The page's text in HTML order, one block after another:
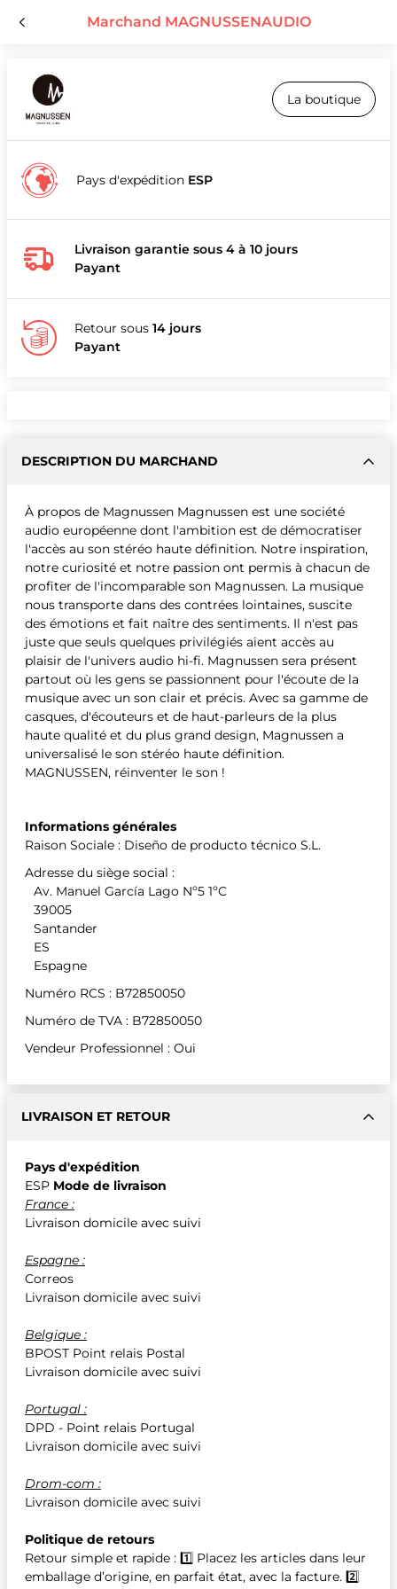
Marchand MAGNUSSENAUDIO
La boutique
Pays d'expédition ESP
Livraison garantie sous 4 à 10 jours
Payant
Retour sous 14 jours
Payant
DESCRIPTION DU MARCHAND
À propos de Magnussen Magnussen est une société
audio européenne dont l'ambition est de démocratiser
l'accès au son stéréo haute définition. Notre inspiration,
notre curiosité et notre passion ont permis à chacun de
profiter de l'incomparable son Magnussen. La musique
nous transporte dans des contrées lointaines, suscite
des émotions et fait naître des sentiments. Il n'est pas
juste que seuls quelques privilégiés aient accès au
plaisir de l'univers audio hi-fi. Magnussen sera présent
partout où les gens se passionnent pour l'écoute de la
musique avec un son clair et précis. Avec sa gamme de
casques, d'écouteurs et de haut-parleurs de la plus
haute qualité et du plus grand design, Magnussen a
universalisé le son stéréo haute définition.
MAGNUSSEN, réinventer le son !
Informations générales
Raison Sociale : Diseño de producto técnico S.L.
Adresse du siège social :
Av. Manuel García Lago Nº5 1ºC
39005
Santander
ES
Espagne
Numéro RCS : B72850050
Numéro de TVA : B72850050
Vendeur Professionnel : Oui
LIVRAISON ET RETOUR
Pays d'expédition
ESP Mode de livraison
France :
Livraison domicile avec suivi
Espagne :
Correos
Livraison domicile avec suivi
Belgique :
BPOST Point relais Postal
Livraison domicile avec suivi
Portugal :
DPD - Point relais Portugal
Livraison domicile avec suivi
Drom-com :
Livraison domicile avec suivi
Politique de retours
Retour simple et rapide : 1️⃣ Placez les articles dans leur
emballage d’origine, en parfait état, avec la facture. 2️⃣